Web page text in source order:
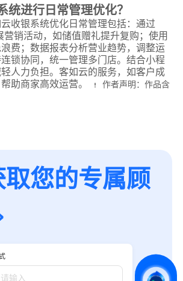
统进行日常管理优化？
收银系统优化日常管理包括：通过
销活动，如储值赠礼提升复购；使用
费；数据报表分析营业趋势，调整运
锁协同，统一管理多门店。结合小程
人力负担。客如云的服务，如客户成
助商家高效运营。
作者声明：作品含
您的专属顾